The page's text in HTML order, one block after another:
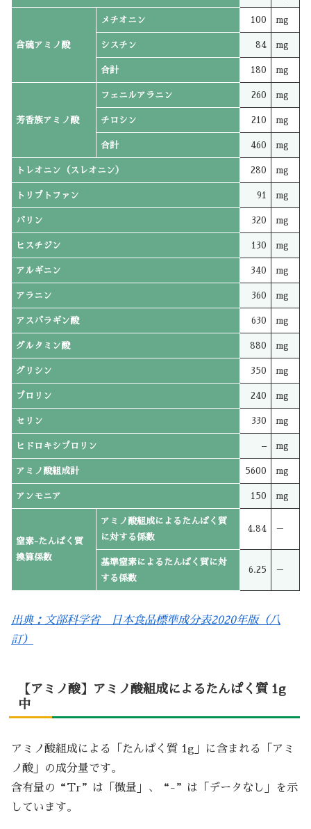
含硫アミノ酸
メチオニン 100 mg
シスチン 84 mg
合計 180 mg
芳香族アミノ酸
フェニルアラニン 260 mg
チロシン 210 mg
合計 460 mg
トレオニン（スレオニン） 280 mg
トリプトファン 91 mg
バリン 320 mg
ヒスチジン 130 mg
アルギニン 340 mg
アラニン 360 mg
アスパラギン酸 630 mg
グルタミン酸 880 mg
グリシン 350 mg
プロリン 240 mg
セリン 330 mg
ヒドロキシプロリン – mg
アミノ酸組成計 5600 mg
アンモニア 150 mg
窒素-たんぱく質
換算係数
アミノ酸組成によるたんぱく質
に対する係数
4.84 －
基準窒素によるたんぱく質に対
する係数
6.25 －
出典：文部科学省 日本食品標準成分表2020年版（八
訂）
【アミノ酸】アミノ酸組成によるたんぱく質 1g
中
アミノ酸組成による「たんぱく質 1g」に含まれる「アミ
ノ酸」の成分量です。
含有量の“Tr”は「微量」、“-”は「データなし」を示
しています。